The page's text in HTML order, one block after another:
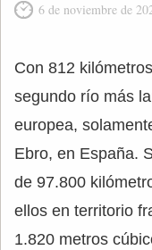
6 de noviembre de
Con 812
segundo río más
europea,
Ebro, en España.
de 97.800
ellos en territorio
1.820 metros